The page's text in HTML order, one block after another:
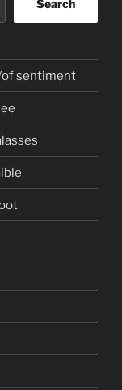
Search
of sentiment